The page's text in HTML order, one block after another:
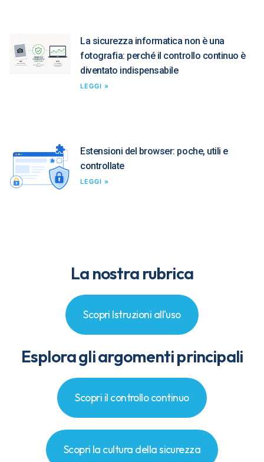
La sicurezza informatica non è una
fotografia: perché il controllo continuo è
diventato indispensabile
LEGGI »
Estensioni del browser: poche, utili e
controllate
LEGGI »
La nostra rubrica
Scopri Istruzioni all'uso
Esplora gli argomenti principali
Scopri il controllo continuo
Scopri la cultura della sicurezza